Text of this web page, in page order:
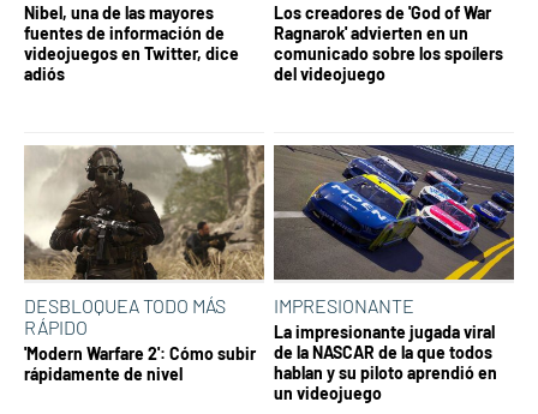
Nibel, una de las mayores
fuentes de información de
videojuegos en Twitter, dice
adiós
Los creadores de 'God of War
Ragnarok' advierten en un
comunicado sobre los spoílers
del videojuego
DESBLOQUEA TODO MÁS
RÁPIDO
'Modern Warfare 2': Cómo subir
rápidamente de nivel
IMPRESIONANTE
La impresionante jugada viral
de la NASCAR de la que todos
hablan y su piloto aprendió en
un videojuego